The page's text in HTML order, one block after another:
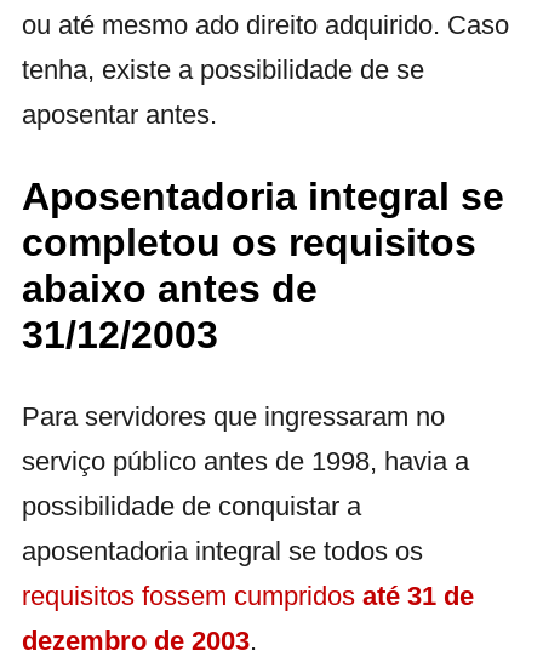
ou até mesmo ado direito adquirido. Caso
tenha, existe a possibilidade de se
aposentar antes.
Aposentadoria integral se
completou os requisitos
abaixo antes de
31/12/2003
Para servidores que ingressaram no
serviço público antes de 1998, havia a
possibilidade de conquistar a
aposentadoria integral se todos os
requisitos fossem cumpridos até 31 de
dezembro de 2003.